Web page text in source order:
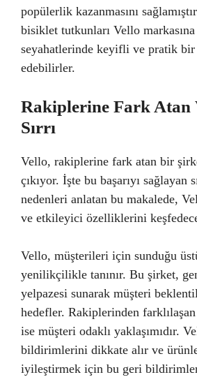
popülerlik kazanmasını
bisiklet tutkunları Vello
seyahatlerinde keyifli ve pratik
edebilirler.
Rakiplerine Fark Atan
Sırrı
Vello, rakiplerine fark atan bir
çıkıyor. İşte bu başarıyı sağlayan
nedenleri anlatan bu makalede,
ve etkileyici özelliklerini
Vello, müşterileri için sunduğu
yenilikçilikle tanınır. Bu şirket,
yelpazesi sunarak müşteri
hedefler. Rakiplerinden
ise müşteri odaklı yaklaşımıdır.
bildirimlerini dikkate alır ve
iyileştirmek için bu geri